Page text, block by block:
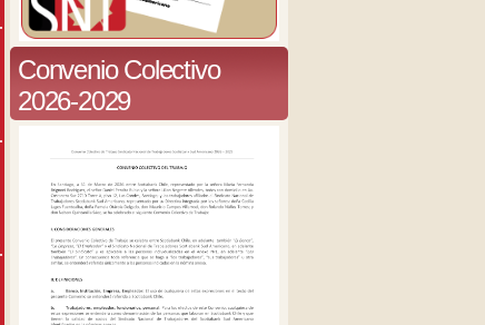
Convenio Colectivo
2026-2029